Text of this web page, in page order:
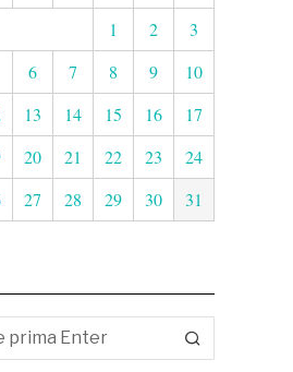
1 2
3
6 7 8 9
10
13 14 15 16
17
20 21 22 23
24
27 28 29 30 31